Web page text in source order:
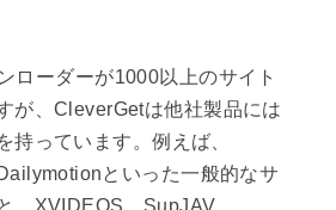
ローダーが1000以上のサイト
が、CleverGetは他社製品には
持っています。例えば、
といった一般的なサ
、XVIDEOS、SupJAV、